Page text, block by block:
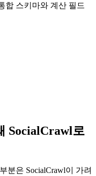
합 스키마와 계산 필드
SocialCrawl로
분은 SocialCrawl이 가려